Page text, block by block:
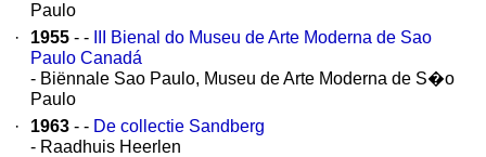
Paulo
·
1955 - -
III Bienal do Museu de Arte Moderna de Sao
Paulo Canadá
- Biënnale Sao Paulo, Museu de Arte Moderna de S�o
Paulo
·
1963 - - De collectie Sandberg
- Raadhuis Heerlen